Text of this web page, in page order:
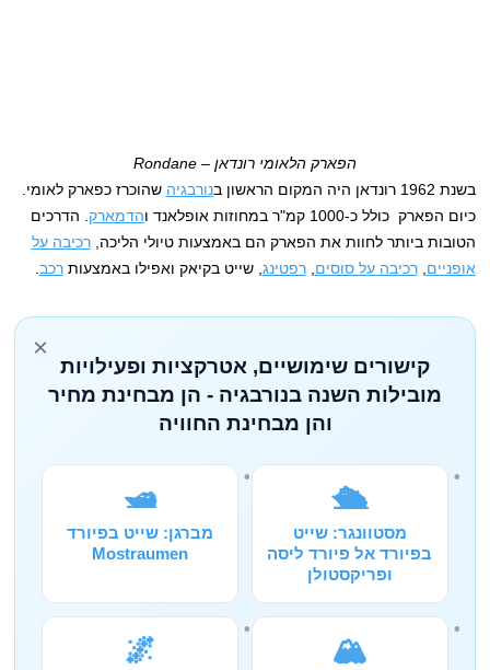
הפארק הלאומי רונדאן – Rondane
בשנת 1962 רונדאן היה המקום הראשון ב
נורבגיה שהוכרז כפארק לאומי.
כיום הפארק כולל כ-1000 קמ"ר במחוזות אופלאנד ו
הדמארק . הדרכים
הטובות ביותר לחוות את הפארק הם באמצעות טיולי הליכה,רכיבה על
אופניים ,רכיבה על סוסים ,רפטינג , שייט בקיאק ואפילו באמצעותרכב
×
קישורים שימושיים, אטרקציות ופעילויות
מובילות השנה בנורבגיה - הן מבחינת מחיר
והן מבחינת החוויה
🛳️
מסטוונגר: שייט
בפיורד אל פיורד ליסה
ופריקסטולן
🛥️
מברגן: שייט בפיורד
Mostraumen
🏔️
🌌